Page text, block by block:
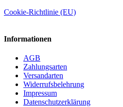
Cookie-Richtlinie (EU)
Informationen
AGB
Zahlungsarten
Versandarten
Widerrufsbelehrung
Impressum
Datenschutzerklärung